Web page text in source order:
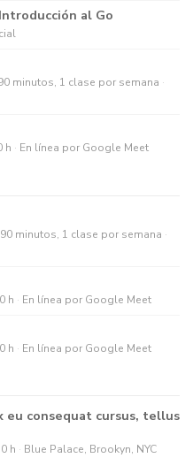
al Go
minutos, 1 clase por semana
h En línea por Google Meet
minutos, 1 clase por semana
h En línea por Google Meet
h En línea por Google Meet
eu consequat cursus, tellus
h Blue Palace, Brookyn, NYC